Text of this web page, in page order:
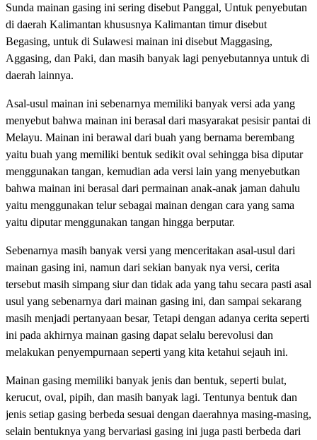
Sunda mainan gasing ini sering disebut Panggal, Untuk penyebutan
di daerah Kalimantan khususnya Kalimantan timur disebut
Begasing, untuk di Sulawesi mainan ini disebut Maggasing,
Aggasing, dan Paki, dan masih banyak lagi penyebutannya untuk di
daerah lainnya.
Asal-usul mainan ini sebenarnya memiliki banyak versi ada yang
menyebut bahwa mainan ini berasal dari masyarakat pesisir pantai di
Melayu. Mainan ini berawal dari buah yang bernama berembang
yaitu buah yang memiliki bentuk sedikit oval sehingga bisa diputar
menggunakan tangan, kemudian ada versi lain yang menyebutkan
bahwa mainan ini berasal dari permainan anak-anak jaman dahulu
yaitu menggunakan telur sebagai mainan dengan cara yang sama
yaitu diputar menggunakan tangan hingga berputar.
Sebenarnya masih banyak versi yang menceritakan asal-usul dari
mainan gasing ini, namun dari sekian banyak nya versi, cerita
tersebut masih simpang siur dan tidak ada yang tahu secara pasti asal
usul yang sebenarnya dari mainan gasing ini, dan sampai sekarang
masih menjadi pertanyaan besar, Tetapi dengan adanya cerita seperti
ini pada akhirnya mainan gasing dapat selalu berevolusi dan
melakukan penyempurnaan seperti yang kita ketahui sejauh ini.
Mainan gasing memiliki banyak jenis dan bentuk, seperti bulat,
kerucut, oval, pipih, dan masih banyak lagi. Tentunya bentuk dan
jenis setiap gasing berbeda sesuai dengan daerahnya masing-masing,
selain bentuknya yang bervariasi gasing ini juga pasti berbeda dari